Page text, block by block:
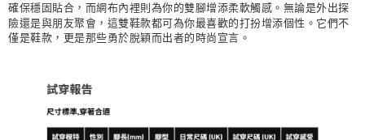
確保穩固貼合，而網布內裡則為你的雙腳增添柔軟觸感。無論是外出探
險還是與朋友聚會，這雙鞋款都可為你最喜歡的打扮增添個性。它們不
僅是鞋款，更是那些勇於脫穎而出者的時尚宣言。